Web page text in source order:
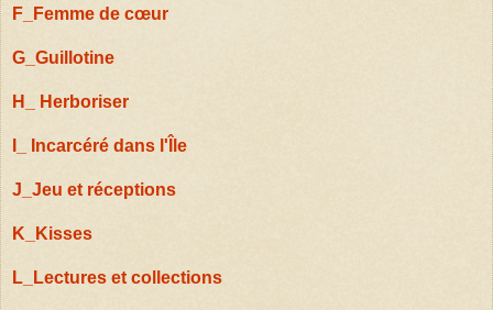
F_Femme de cœur
G_Guillotine
H_ Herboriser
I_ Incarcéré dans l'Île
J_Jeu et réceptions
K_Kisses
L_Lectures et collections